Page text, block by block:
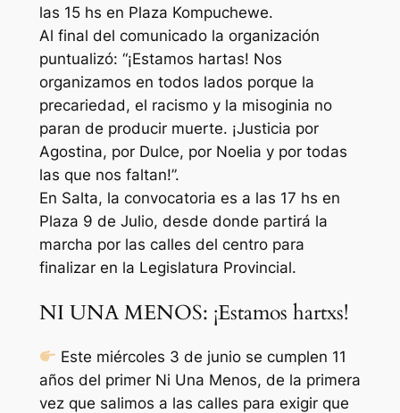
las 15 hs en Plaza Kompuchewe.
Al final del comunicado la organización
puntualizó: “¡Estamos hartas! Nos
organizamos en todos lados porque la
precariedad, el racismo y la misoginia no
paran de producir muerte. ¡Justicia por
Agostina, por Dulce, por Noelia y por todas
las que nos faltan!”.
En Salta, la convocatoria es a las 17 hs en
Plaza 9 de Julio, desde donde partirá la
marcha por las calles del centro para
finalizar en la Legislatura Provincial.
NI UNA MENOS: ¡Estamos hartxs!
Este miércoles 3 de junio se cumplen 11
años del primer Ni Una Menos, de la primera
vez que salimos a las calles para exigir que